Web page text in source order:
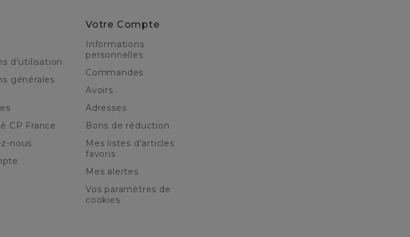
d'utilisation
générales
CP France
nous
Votre Compte
Informations
personnelles
Commandes
Avoirs
Adresses
Bons de réduction
Mes listes d'articles
favoris
Mes alertes
Vos paramètres de
cookies